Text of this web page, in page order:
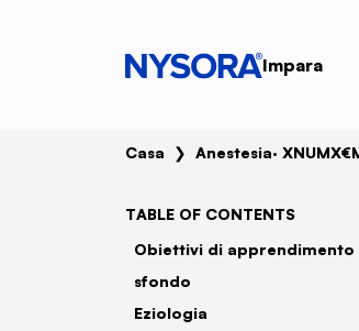
Impara
Casa ❯ Anestesia· XNUMX€
TABLE OF CONTENTS
Obiettivi di apprendimento
sfondo
Eziologia